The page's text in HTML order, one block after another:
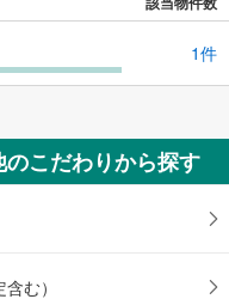
1件
こだわりから探す
む）